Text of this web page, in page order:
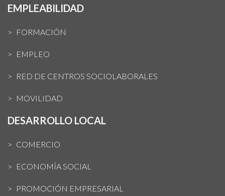
EMPLEABILIDAD
FORMACIÓN
EMPLEO
RED DE CENTROS SOCIOLABORALES
MOVILIDAD
DESARROLLO LOCAL
COMERCIO
ECONOMÍA SOCIAL
PROMOCIÓN EMPRESARIAL